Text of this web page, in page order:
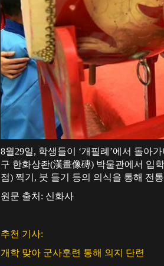
8월29일, 학생들이 ‘개필례’에서 돌아
구 한화상좐(漢畫像磚) 박물관에서 입
점) 찍기, 붓 들기 등의 의식을 통해 전
원문 출처: 신화사
추천 기사:
개학 맞아 군사훈련 통해 의지 단련